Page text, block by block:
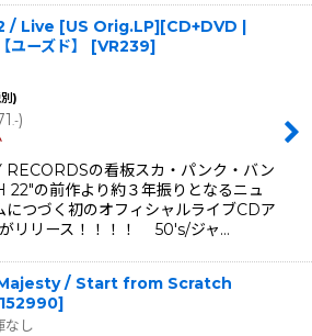
/ Live [US Orig.LP][CD+DVD |
ーズド】
[VR239]
)
.-)
RECORDSの看板スカ・パンク・バン
22"の前作より約３年振りとなるニュ
につづく初のオフィシャルライブCDア
リリース！！！！ 50's/ジャ…
/ Start from Scratch
]
なし